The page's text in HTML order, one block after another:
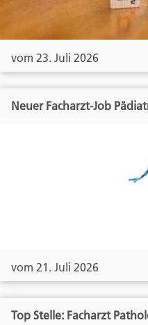
vom 23. Juli 2026
Neuer Facharzt-Job
vom 21. Juli 2026
Top Stelle: Facharzt